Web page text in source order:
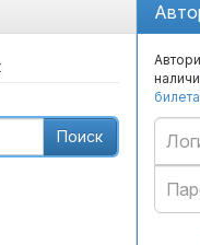
билета
Поиск